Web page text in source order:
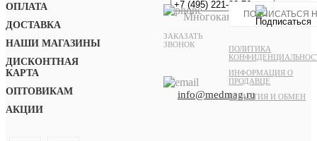
ОПЛАТА
ДОСТАВКА
НАШИ МАГАЗИНЫ
ДИСКОНТНАЯ
КАРТА
ОПТОВИКАМ
АКЦИИ
Многоканальный
ЗАКАЗАТЬ
ЗВОНОК
info@medmag.ru
ПОЛИТИКА
ИНФОРМАЦИЯ О
ПРОДАВЦЕ
ГАРАНТИЯ И ОБМЕН